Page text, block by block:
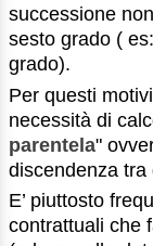
successione
sesto grado (
grado).
Per questi
necessità di
parentela"
discendenza tra
E’ piuttosto
contrattuali che